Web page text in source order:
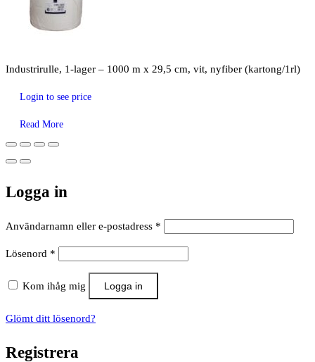
Industrirulle, 1-lager – 1000 m x 29,5 cm, vit, nyfiber (kartong/1rl)
Login to see price
Read More
Logga in
Användarnamn eller e-postadress *
Lösenord *
Kom ihåg mig Logga in
Glömt ditt lösenord?
Registrera